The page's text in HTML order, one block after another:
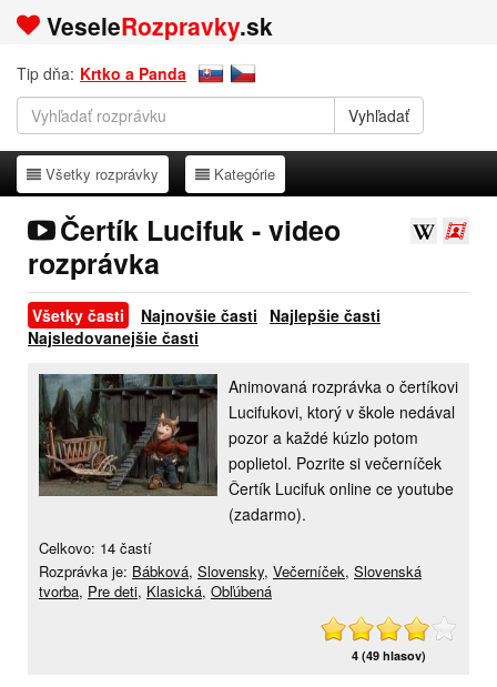
VeseleRozpravky.sk
Tip dňa: Krtko a Panda
Všetky rozprávky
Všetky rozprávky Kategórie
Kategórie
Čertík Lucifuk - video
rozprávka
Všetky časti Najnovšie časti
Najlepšie časti
Najsledovanejšie časti
Animovaná rozprávka o čertíkovi
Lucifukovi, ktorý v škole nedával
pozor a každé kúzlo potom
poplietol. Pozrite si večerníček
Čertík Lucifuk online ce youtube
(zadarmo).
Celkovo: 14 častí
Rozprávka je: Bábková, Slovensky, Večerníček, Slovenská
tvorba, Pre deti, Klasická, Obľúbená
4 (49 hlasov)